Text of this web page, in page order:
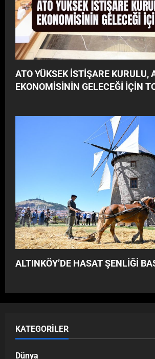
ATO YÜKSEK İSTİŞARE KURULU,
EKONOMİSİNİN GELECEĞİ İÇİN
ALTINKÖY’DE HASAT ŞENLİĞİ
KATEGORILER
Dünya